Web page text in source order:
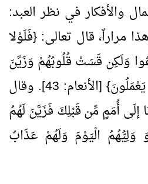
والأفكار في نظر العبد:
مراراً، قال تعالى: {فَلَوْلا
وَلَكِن قَسَتْ قُلُوبُهُمْ وَزَيَّنَ
[الأنعام: 43]. وقال
إلَى أُمَمٍ مِّن قَبْلِكَ فَزَيَّنَ لَهُمُ
وَلِيُّهُمُ الْيَوْمَ وَلَهُمْ عَذَابٌ